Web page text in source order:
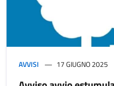
AVVISI 17 GIUGNO 2025